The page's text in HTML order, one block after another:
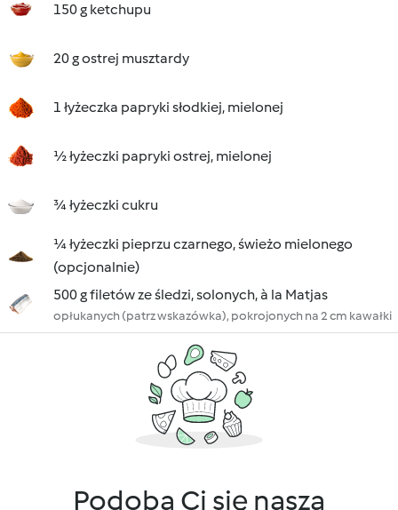
150 g ketchupu
20 g ostrej musztardy
1 łyżeczka papryki słodkiej, mielonej
½ łyżeczki papryki ostrej, mielonej
¾ łyżeczki cukru
¼ łyżeczki pieprzu czarnego, świeżo mielonego
(opcjonalnie)
500 g filetów ze śledzi, solonych, à la Matjas
opłukanych (patrz wskazówka), pokrojonych na 2 cm kawałki
Podoba Ci się nasza